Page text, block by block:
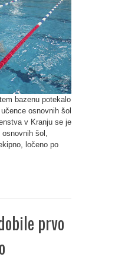
bazenu potekalo
osnovnih šol
v Kranju se je
šol,
ločeno po
prvo